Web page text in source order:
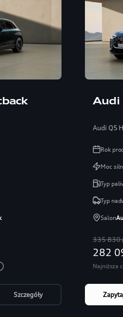
Szczegóły
Audi
Audi Q5
Rok
Moc
Typ
Typ
Salon
335 830
282
Najniższa